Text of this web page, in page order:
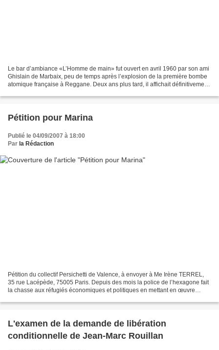
Le bar d’ambiance «L’Homme de main» fut ouvert en avril 1960 par son ami
Ghislain de Marbaix, peu de temps après l’explosion de la première bombe
atomique française à Reggane. Deux ans plus tard, il affichait définitivement
Pétition pour Marina
Publié le 04/09/2007 à 18:00
Par la Rédaction
Pétition du collectif Persichetti de Valence, à envoyer à Me Irène TERREL,
35 rue Lacépède, 75005 Paris. Depuis des mois la police de l’hexagone fait
la chasse aux réfugiés économiques et politiques en mettant en œuvre
L'examen de la demande de libération
conditionnelle de Jean-Marc Rouillan